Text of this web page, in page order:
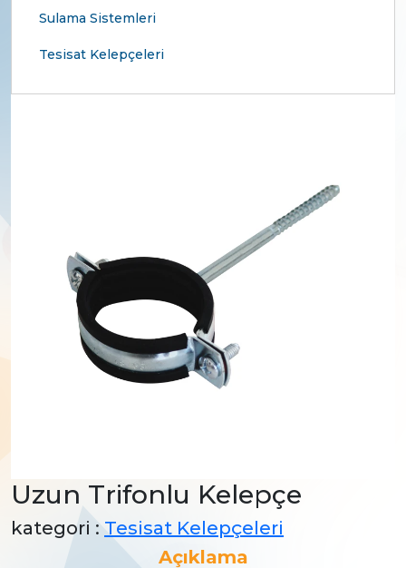
Sulama Sistemleri
Tesisat Kelepçeleri
Uzun Trifonlu Kelepçe
kategori : Tesisat Kelepçeleri
Açıklama